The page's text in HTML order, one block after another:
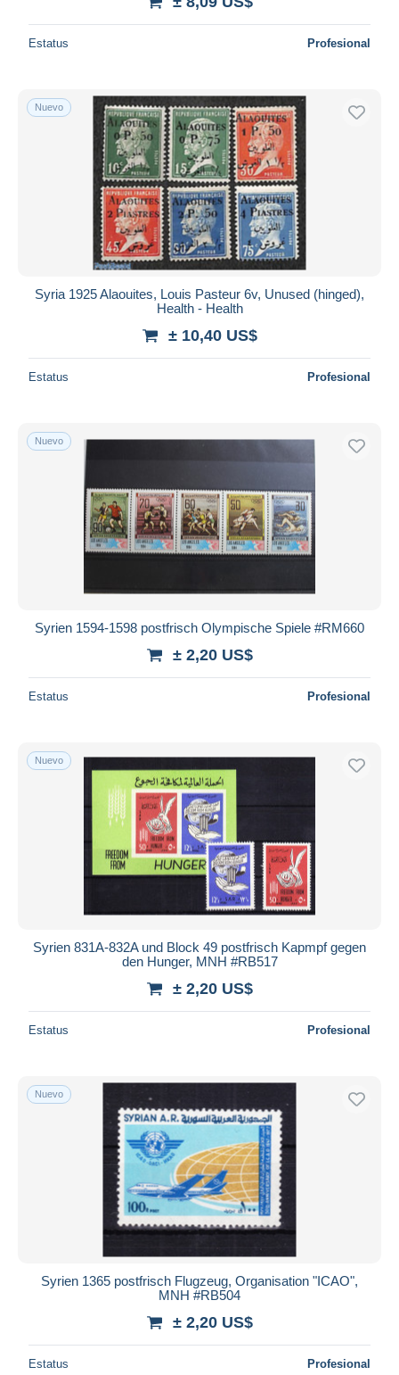
Estatus Profesional
Nuevo
Syria 1925 Alaouites, Louis Pasteur 6v, Unused (hinged),
Health - Health
± 10,40 US$
Estatus Profesional
Nuevo
Syrien 1594-1598 postfrisch Olympische Spiele #RM660
± 2,20 US$
Estatus Profesional
Nuevo
Syrien 831A-832A und Block 49 postfrisch Kapmpf gegen
den Hunger, MNH #RB517
± 2,20 US$
Estatus Profesional
Nuevo
Syrien 1365 postfrisch Flugzeug, Organisation "ICAO",
MNH #RB504
± 2,20 US$
Estatus Profesional